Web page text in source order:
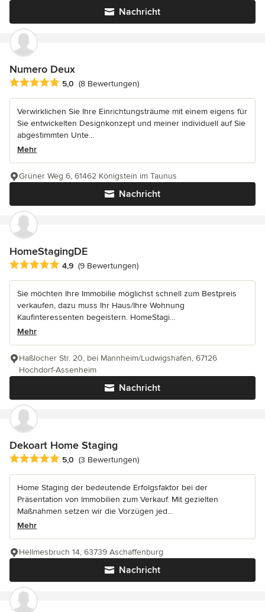
Nachricht
Numero Deux
Durchschnittliche Bewertung: 5 von 5 Sternen
5,0 (8 Bewertungen)
Verwirklichen Sie Ihre Einrichtungsträume mit einem eigens für
Sie entwickelten Designkonzept und meiner individuell auf Sie
abgestimmten Unte...
Mehr
Nachricht
Grüner Weg 6, 61462 Königstein im Taunus
HomeStagingDE
Durchschnittliche Bewertung: 4.9 von 5 Sternen
4,9 (9 Bewertungen)
Sie möchten Ihre Immobilie möglichst schnell zum Bestpreis
verkaufen, dazu muss Ihr Haus/Ihre Wohnung
Kaufinteressenten begeistern. HomeStagi...
Mehr
Nachricht
Haßlocher Str. 20, bei Mannheim/Ludwigshafen, 67126
Hochdorf-Assenheim
Dekoart Home Staging
Durchschnittliche Bewertung: 5 von 5 Sternen
5,0 (3 Bewertungen)
Home Staging der bedeutende Erfolgsfaktor bei der
Präsentation von Immobilien zum Verkauf. Mit gezielten
Maßnahmen setzen wir die Vorzügen jed...
Mehr
Nachricht
Hellmesbruch 14, 63739 Aschaffenburg